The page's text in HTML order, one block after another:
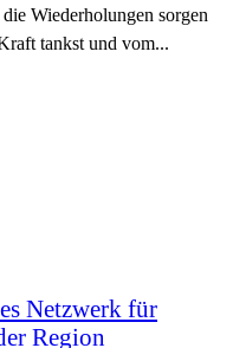
Wiederholungen sorgen
tankst und vom...
Netzwerk für
Region